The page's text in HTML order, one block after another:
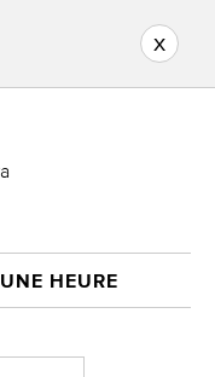
x
HEURE